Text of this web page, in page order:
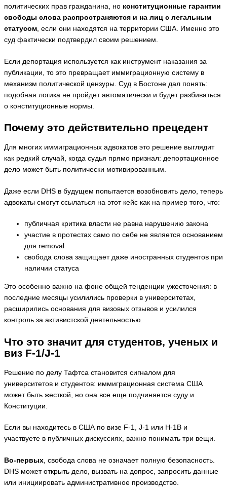
политических прав гражданина, но конституционные гарантии
свободы слова распространяются и на лиц с легальным
статусом, если они находятся на территории США. Именно это
суд фактически подтвердил своим решением.
Если депортация используется как инструмент наказания за
публикации, то это превращает иммиграционную систему в
механизм политической цензуры. Суд в Бостоне дал понять:
подобная логика не пройдет автоматически и будет разбиваться
о конституционные нормы.
Почему это действительно прецедент
Для многих иммиграционных адвокатов это решение выглядит
как редкий случай, когда судья прямо признал: депортационное
дело может быть политически мотивированным.
Даже если DHS в будущем попытается возобновить дело, теперь
адвокаты смогут ссылаться на этот кейс как на пример того, что:
публичная критика власти не равна нарушению закона
участие в протестах само по себе не является основанием
для removal
свобода слова защищает даже иностранных студентов при
наличии статуса
Это особенно важно на фоне общей тенденции ужесточения: в
последние месяцы усилились проверки в университетах,
расширились основания для визовых отзывов и усилился
контроль за активистской деятельностью.
Что это значит для студентов, ученых и
виз F-1/J-1
Решение по делу Тафтса становится сигналом для
университетов и студентов: иммиграционная система США
может быть жесткой, но она все еще подчиняется суду и
Конституции.
Если вы находитесь в США по визе F-1, J-1 или H-1B и
участвуете в публичных дискуссиях, важно понимать три вещи.
Во-первых , свобода слова не означает полную безопасность.
DHS может открыть дело, вызвать на допрос, запросить данные
или инициировать административное производство.